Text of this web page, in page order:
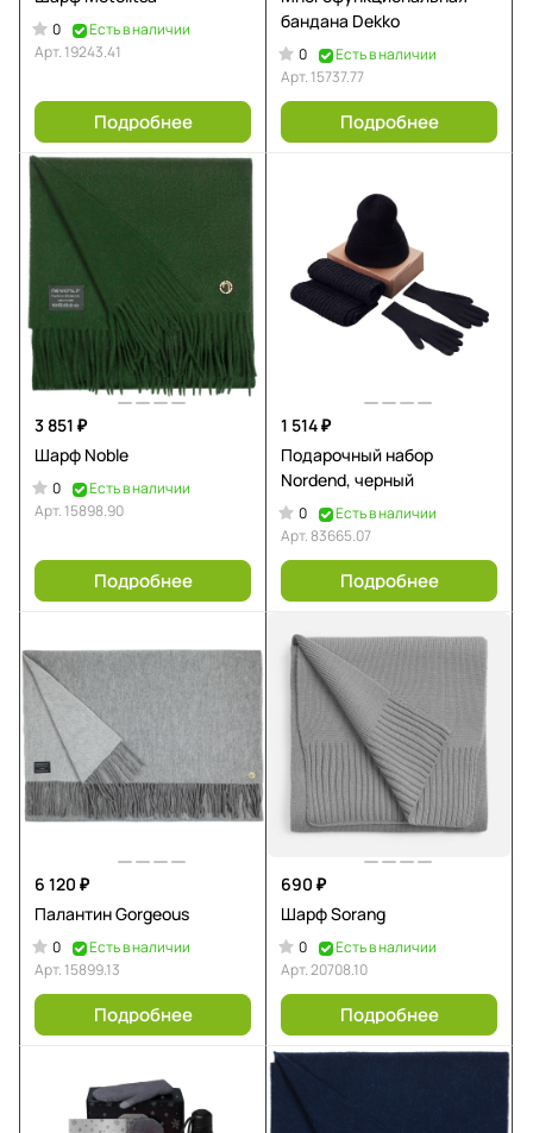
0
Есть в наличии
Арт. 19243.41
Подробнее
бандана Dekko
0
Есть в наличии
Арт. 15737.77
Подробнее
3 851 ₽
Шарф Noble
0
Есть в наличии
Арт. 15898.90
Подробнее
1 514 ₽
Подарочный набор
Nordend, черный
0
Есть в наличии
Арт.83665.07
Подробнее
6 120 ₽
Палантин Gorgeous
0
Есть в наличии
Арт. 15899.13
Подробнее
690 ₽
Шарф Sorang
0
Есть в наличии
Арт.20708.10
Подробнее